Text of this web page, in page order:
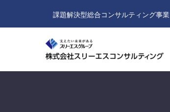
課題解決型総合コンサルティング事業